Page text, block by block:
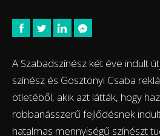
A Szabadszínész két éve indult
színész és Gosztonyi Csaba
ötletéből, akik azt látták, hogy
robbanásszerű fejlődésnek
hatalmas mennyiségű színészt